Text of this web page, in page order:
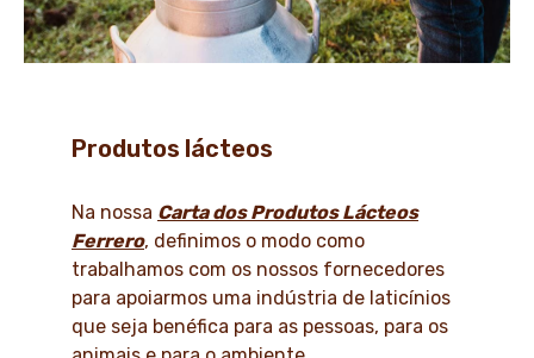
Produtos lácteos
Na nossa Carta dos Produtos Lácteos
Ferrero, definimos o modo como
trabalhamos com os nossos fornecedores
para apoiarmos uma indústria de laticínios
que seja benéfica para as pessoas, para os